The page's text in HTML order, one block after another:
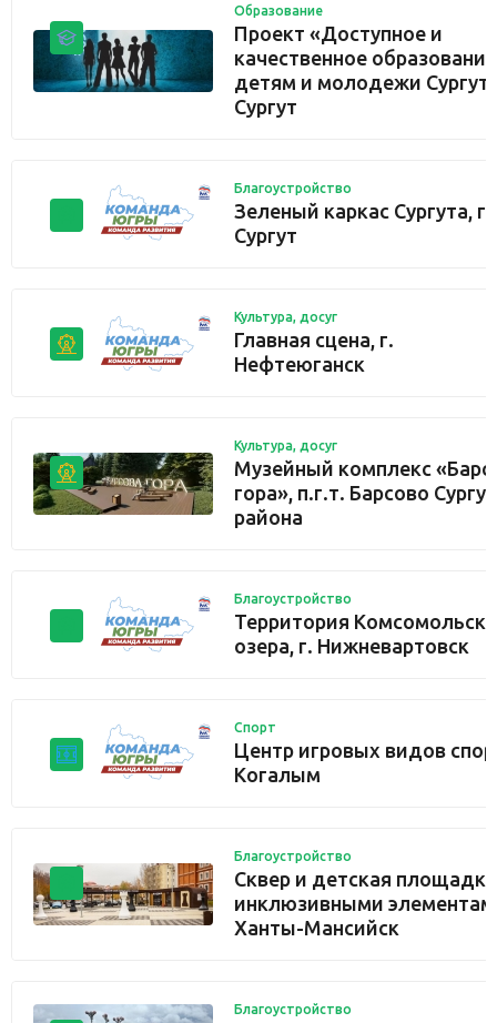
Образование
Проект «Доступное и
качественное образование
детям и молодежи
Сургут
Благоустройство
Зеленый каркас Сургута, г.
Сургут
Культура, досуг
Главная сцена, г.
Нефтеюганск
Культура, досуг
Музейный комплекс
гора», п.г.т. Барсово
района
Благоустройство
Территория
озера, г. Нижневартовск
Спорт
Центр игровых видов
Когалым
Благоустройство
Сквер и детская
инклюзивными
Ханты-Мансийск
Благоустройство